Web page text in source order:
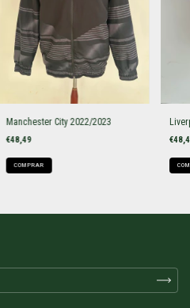
Manchester City 2022/2023
€48,49
COMPRAR